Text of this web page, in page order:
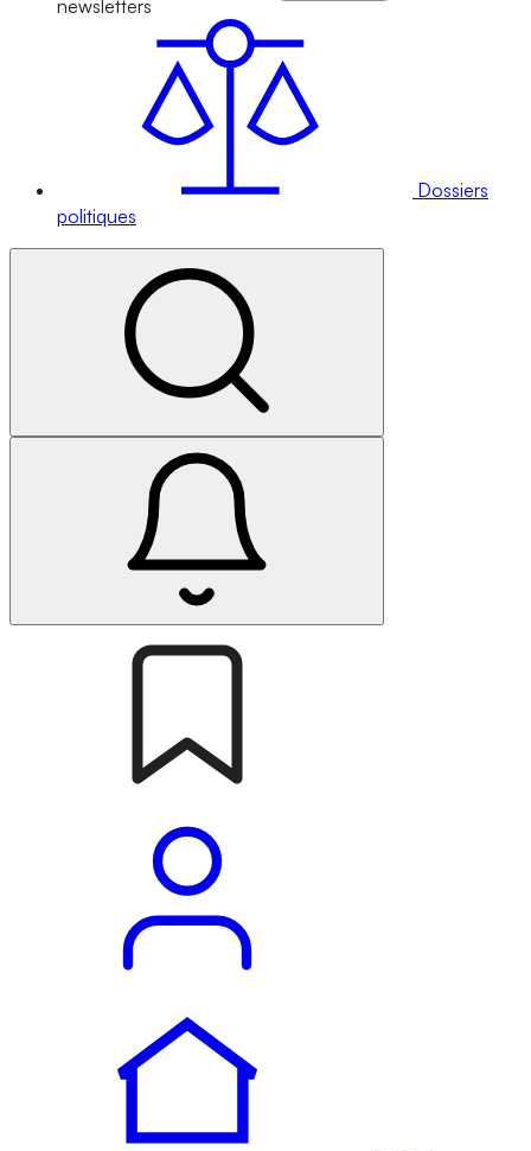
newsletters
Dossiers
politiques